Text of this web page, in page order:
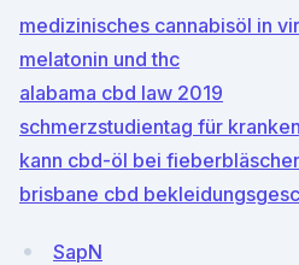
medizinisches cannabisöl in
melatonin und thc
alabama cbd law 2019
schmerzstudientag für
kann cbd-öl bei
brisbane cbd
SapN